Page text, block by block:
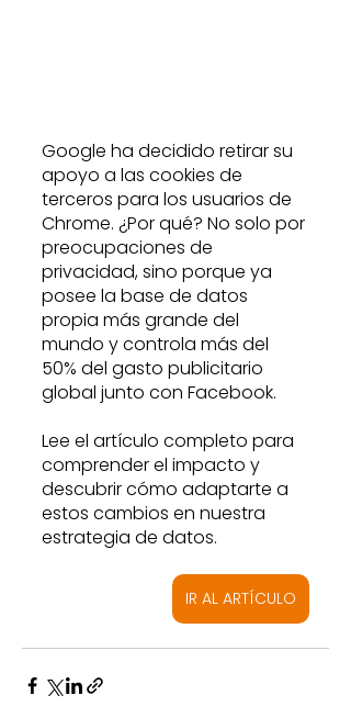
Google ha decidido retirar su
apoyo a las cookies de
terceros para los usuarios de
Chrome. ¿Por qué? No solo por
preocupaciones de
privacidad, sino porque ya
posee la base de datos
propia más grande del
mundo y controla más del
50% del gasto publicitario
global junto con Facebook.
Lee el artículo completo para
comprender el impacto y
descubrir cómo adaptarte a
estos cambios en nuestra
estrategia de datos.
IR AL ARTÍCULO